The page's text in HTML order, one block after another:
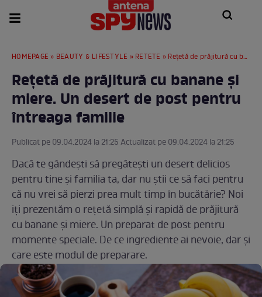
HOMEPAGE » BEAUTY & LIFESTYLE » RETETE » Rețetă de prăjitură cu banane și miere. Un desert de post pentru întreaga familie
Rețetă de prăjitură cu banane și
miere. Un desert de post pentru
întreaga familie
Publicat pe 09.04.2024 la 21:25 Actualizat pe 09.04.2024 la 21:25
Dacă te gândești să pregătești un desert delicios
pentru tine și familia ta, dar nu știi ce să faci pentru
că nu vrei să pierzi prea mult timp în bucătărie? Noi
iți prezentăm o rețetă simplă și rapidă de prăjitură
cu banane și miere. Un preparat de post pentru
momente speciale. De ce ingrediente ai nevoie, dar și
care este modul de preparare.